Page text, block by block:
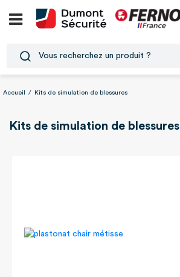
Accueil / Kits de simulation de blessures
Kits de simulation de blessures